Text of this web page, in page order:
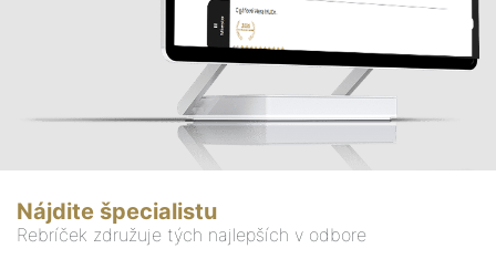
Nájdite špecialistu
Rebríček združuje tých najlepších v odbore